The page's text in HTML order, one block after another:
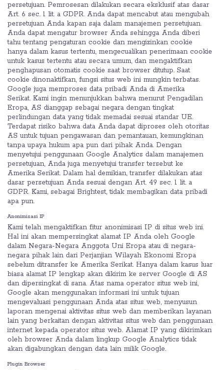
persetujuan. Pemrosesan dilakukan secara eksklusif atas dasar
Art. 6 sec. 1 lit. a GDPR. Anda dapat mencabut atau mengubah
persetujuan Anda kapan saja dalam manajemen persetujuan.
Anda dapat mengatur browser Anda sehingga Anda diberi
tahu tentang pengaturan cookie dan mengizinkan cookie
hanya dalam kasus tertentu, mengecualikan penerimaan cookie
untuk kasus tertentu atau secara umum, dan mengaktifkan
penghapusan otomatis cookie saat browser ditutup. Saat
cookie dinonaktifkan, fungsi situs web ini mungkin terbatas.
Google juga memproses data pribadi Anda di Amerika
Serikat. Kami ingin menunjukkan bahwa menurut Pengadilan
Eropa, AS dianggap sebagai negara dengan tingkat
perlindungan data yang tidak memadai sesuai standar UE.
Terdapat risiko bahwa data Anda dapat diproses oleh otoritas
AS untuk tujuan pengawasan dan pemantauan, kemungkinan
tanpa upaya hukum apa pun dari pihak Anda. Dengan
menyetujui penggunaan Google Analytics dalam manajemen
persetujuan, Anda juga menyetujui transfer tersebut ke
Amerika Serikat. Dalam hal demikian, transfer dilakukan atas
dasar persetujuan Anda sesuai dengan Art. 49 sec. 1 lit. a
GDPR. Kami, sebagai Brightest, tidak membagikan data pribadi
apa pun.
Anonimisasi IP
Kami telah mengaktifkan fitur anonimisasi IP di situs web ini.
Hal ini akan mempersingkat alamat IP Anda oleh Google
dalam Negara-Negara Anggota Uni Eropa atau di negara-
negara pihak lain dari Perjanjian Wilayah Ekonomi Eropa
sebelum ditransfer ke Amerika Serikat. Hanya dalam kasus luar
biasa alamat IP lengkap akan dikirim ke server Google di AS
dan dipersingkat di sana. Atas nama operator situs web ini,
Google akan menggunakan informasi ini untuk tujuan
mengevaluasi penggunaan Anda atas situs web, menyusun
laporan mengenai aktivitas situs web dan memberikan layanan
lain yang berkaitan dengan aktivitas situs web dan penggunaan
internet kepada operator situs web. Alamat IP yang dikirimkan
oleh browser Anda dalam lingkup Google Analytics tidak
akan digabungkan dengan data lain milik Google.
Plugin Browser